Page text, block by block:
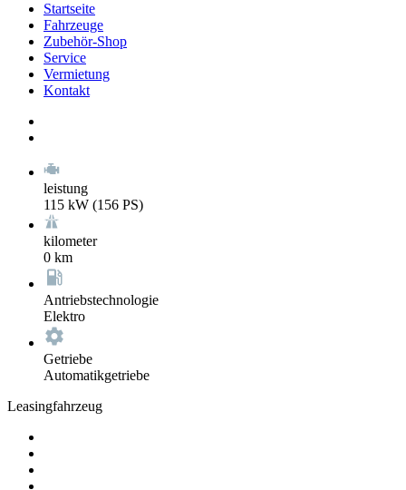
Startseite
Fahrzeuge
Zubehör-Shop
Service
Vermietung
Kontakt
leistung
115 kW (156 PS)
kilometer
0 km
Antriebstechnologie
Elektro
Getriebe
Automatikgetriebe
Leasingfahrzeug